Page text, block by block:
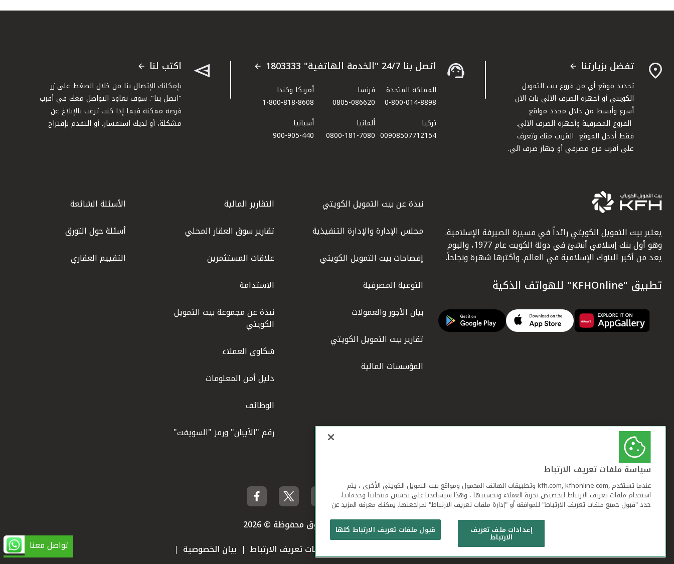
تواصل معنا
تفضل بزيارتنا
تحديد موقع أي من فروع بيت التمويل
الكويتي أو أجهزة الصرف الآلي بات الآن
أسرع وأبسط من خلال محدد مواقع
الفروع المصرفية وأجهزة الصرف الآلي.
فقط أدخل الموقع القريب منك وتعرف
على أقرب فرع مصرفي أو جهاز صرف آلي.
اتصل بنا 24/7 "الخدمة الهاتفية" 1803333
المملكة المتحدة
0-800-014-8898
فرنسا
0805-086620
أمريكا وكندا
1-800-818-8608
تركيا
00908507712154​
ألمانيا
0800-181-7080
أسبانيا
900-905-440
اكتب لنا
بإمكانك الإتصال بنا من خلال الضغط على زر
"اتصل بنا". سوف نعاود التواصل معك في أقرب
فرصة ممكنة فيما إذا كنت ترغب بالإبلاغ عن
مشكلة، أو لديك استفسار، أو التقدم بإقتراح
يعتبر بيت التمويل الكويتي رائداً في مسيرة الصيرفة الإسلامية.
وهو أول بنك إسلامي أنشئ في دولة الكويت عام 1977، واليوم
يعد من أكبر البنوك الإسلامية في العالم. وأكثرها شهرة ونجاحاً.
تطبيق "KFHOnline" للهواتف الذكية
نبذة عن بيت التمويل الكويتي
مجلس الإدارة والإدارة التنفيذية
إفصاحات بيت التمويل الكويتي
التوعية المصرفية
بيان الأجور والعمولات
تقارير بيت التمويل الكويتي
المؤسسات المالية
التقارير المالية
تقارير سوق العقار المحلي
علاقات المستثمرين
الاستدامة
نبذة عن مجموعة بيت التمويل
الكويتي
شكاوى العملاء
دليل أمن المعلومات
الوظائف
رقم "الآيبان" ورمز "السويفت"
الأسئلة الشائعة
أسئلة حول التورق
التقييم العقاري
بيت التمويل الكويتي جميع الحقوق محفوظة © 2026
شروط وأحكام استخدام الموقع الإلكتروني
ملفات تعريف الارتباط بيان الخصوصية
سياسة ملفات تعريف الارتباط
عندما تستخدم ,kfh.com, kfhonline.com وتطبيقات الهاتف المحمول ومواقع بيت التمويل الكويتي الأخرى ، يتم
استخدام ملفات تعريف الارتباط لتخصيص تجربة العملاء وتحسينها ، وهذا سيساعدنا على تحسين منتجاتنا وخدماتنا.
حدد "قبول جميع ملفات تعريف الارتباط" للموافقة أو "إدارة ملفات تعريف الارتباط" لمراجعتها. يمكنك معرفة المزيد عن
قبول ملفات تعريف الارتباط كلها
إعدادات ملف تعريف
الارتباط